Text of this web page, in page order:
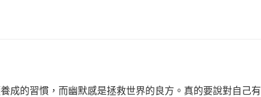
成的習慣，而幽默感是拯救世界的良方。真的要說對自己有